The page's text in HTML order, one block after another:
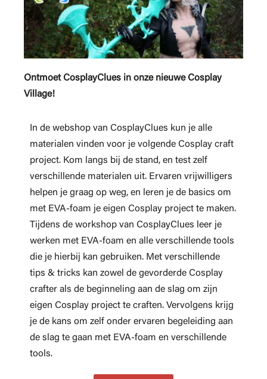
Ontmoet CosplayClues in onze nieuwe Cosplay
Village!
In de webshop van CosplayClues kun je alle
materialen vinden voor je volgende Cosplay craft
project. Kom langs bij de stand, en test zelf
verschillende materialen uit. Ervaren vrijwilligers
helpen je graag op weg, en leren je de basics om
met EVA-foam je eigen Cosplay project te maken.
Tijdens de workshop van CosplayClues leer je
werken met EVA-foam en alle verschillende tools
die je hierbij kan gebruiken. Met verschillende
tips & tricks kan zowel de gevorderde Cosplay
crafter als de beginneling aan de slag om zijn
eigen Cosplay project te craften. Vervolgens krijg
je de kans om zelf onder ervaren begeleiding aan
de slag te gaan met EVA-foam en verschillende
tools.